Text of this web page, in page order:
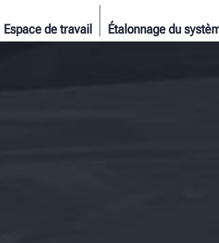
Espace de travail Étalonnage du